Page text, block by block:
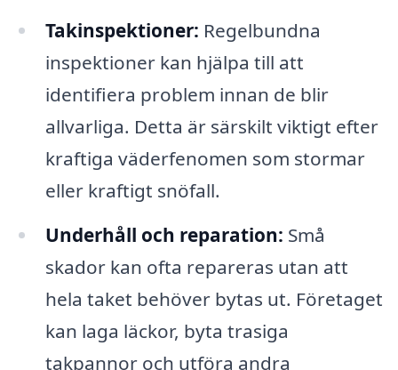
Takinspektioner: Regelbundna
inspektioner kan hjälpa till att
identifiera problem innan de blir
allvarliga. Detta är särskilt viktigt efter
kraftiga väderfenomen som stormar
eller kraftigt snöfall.
Underhåll och reparation: Små
skador kan ofta repareras utan att
hela taket behöver bytas ut. Företaget
kan laga läckor, byta trasiga
takpannor och utföra andra